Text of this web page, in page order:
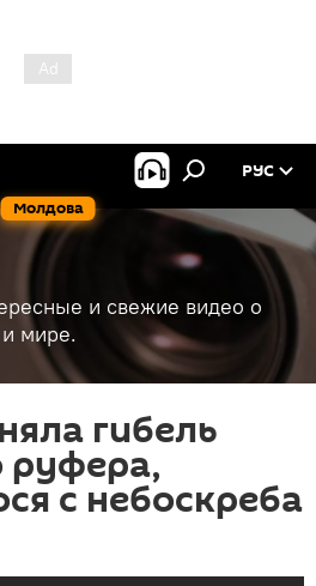
Молдова
РУС
и свежие видео о
мире.
гибель
руфера,
с небоскреба